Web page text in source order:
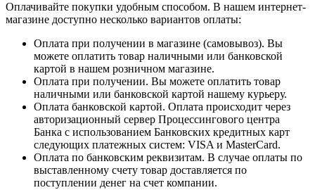
Оплачивайте покупки удобным способом. В нашем интернет-
магазине доступно несколько вариантов оплаты:
Оплата при получении в магазине (самовывоз). Вы
можете оплатить товар наличными или банковской
картой в нашем розничном магазине.
Оплата при получении. Вы можете оплатить товар
наличными или банковской картой нашему курьеру.
Оплата банковской картой. Оплата происходит через
авторизационный сервер Процессингового центра
Банка с использованием Банковских кредитных карт
следующих платежных систем: VISA и MasterCard.
Оплата по банковским реквизитам. В случае оплаты по
выставленному счету товар доставляется по
поступлении денег на счет компании.